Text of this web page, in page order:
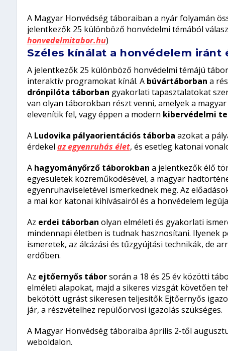
A Magyar Honvédség táboraiban a nyár folyamán
jelentkezők 25 különböző honvédelmi témából
honvedelmitabor.hu)
Széles kínálat a honvédelem iránt
A jelentkezők 25 különböző honvédelmi témájú
interaktív programokat kínál. A búvártáborban a
drónpilóta táborban gyakorlati tapasztalatokat
van olyan táborokban részt venni, amelyek a
elevenítik fel, vagy éppen a modern kibervédelmi
A Ludovika pályaorientációs táborba azokat a
érdekel az egyenruhás élet, és esetleg katonai
A hagyományőrző táborokban a jelentkezők élő
egyesületek közreműködésével, a magyar
egyenruhaviseletével ismerkednek meg. Az
a mai kor katonai kihívásairól és a honvédelem
Az erdei táborban olyan elméleti és gyakorlati
mindennapi életben is tudnak hasznosítani. Ilyenek
ismeretek, az álcázási és tűzgyújtási technikák, de
erdőben.
Az ejtőernyős táborsorán a 18 és 25 év közötti
elméleti alapokat, majd a sikeres vizsgát követően
bekötött ugrást sikeresen teljesítők Ejtőernyős
jár, a részvételhez repülőorvosi igazolás szükséges.
A Magyar Honvédség táboraiba április 2-től
weboldalon.